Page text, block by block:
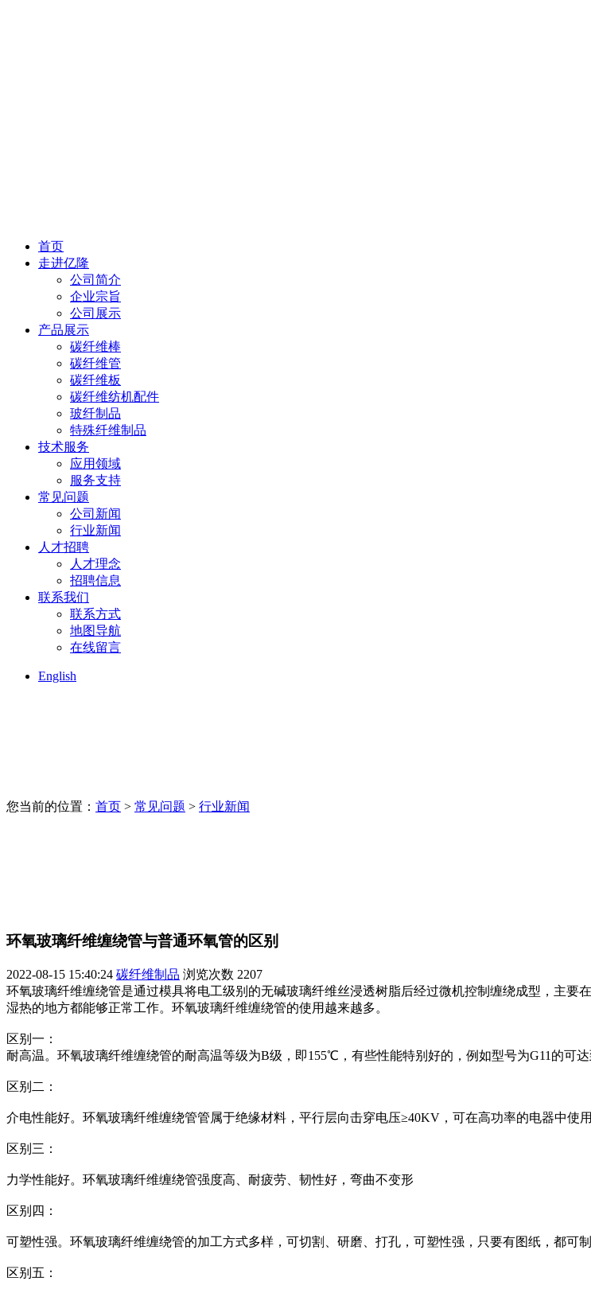
首页
走进亿隆
公司简介
企业宗旨
公司展示
产品展示
碳纤维棒
碳纤维管
碳纤维板
碳纤维纺机配件
玻纤制品
特殊纤维制品
技术服务
应用领域
服务支持
常见问题
公司新闻
行业新闻
人才招聘
人才理念
招聘信息
联系我们
联系方式
地图导航
在线留言
English
您当前的位置： 首页 > 常见问题 > 行业新闻
环氧玻璃纤维缠绕管与普通环氧管的区别
2022-08-15 15:40:24 碳纤维制品 浏览次数 2207
环氧玻璃纤维缠绕管是通过模具将电工级别的无碱玻璃纤维丝浸透树脂后经过微机控制缠绕成型，主要
湿热的地方都能够正常工作。环氧玻璃纤维缠绕管的使用越来越多。
区别一：
耐高温。环氧玻璃纤维缠绕管的耐高温等级为B级，即155℃，有些性能特别好的，例如型号为G11的可
区别二：
介电性能好。环氧玻璃纤维缠绕管管属于绝缘材料，平行层向击穿电压≥40KV，可在高功率的电器中使
区别三：
力学性能好。环氧玻璃纤维缠绕管强度高、耐疲劳、韧性好，弯曲不变形
区别四：
可塑性强。环氧玻璃纤维缠绕管的加工方式多样，可切割、研磨、打孔，可塑性强，只要有图纸，都可制
区别五：